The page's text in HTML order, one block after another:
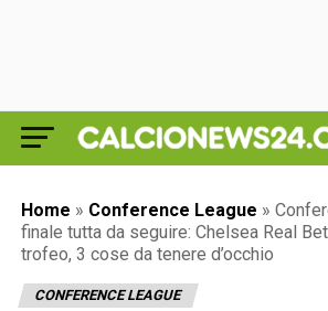
Home » Conference League »
finale tutta da seguire: Chelsea Real
trofeo, 3 cose da tenere d’occhio
CONFERENCE LEAGUE